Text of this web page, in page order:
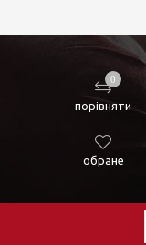
0
порівняти
обране